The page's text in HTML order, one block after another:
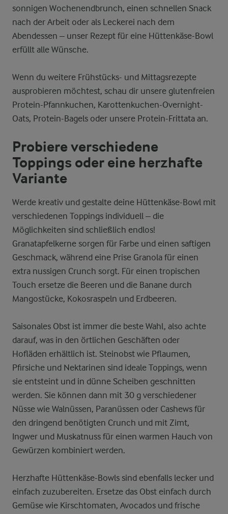
sonnigen Wochenendbrunch, einen schnellen Snack
nach der Arbeit oder als Leckerei nach dem
Abendessen – unser Rezept für eine Hüttenkäse-Bowl
erfüllt alle Wünsche.
Wenn du weitere Frühstücks- und Mittagsrezepte
ausprobieren möchtest, schau dir unsere glutenfreien
Protein-Pfannkuchen, Karottenkuchen-Overnight-
Oats, Protein-Bagels oder unsere Protein-Frittata an.
Probiere verschiedene
Toppings oder eine herzhafte
Variante
Werde kreativ und gestalte deine Hüttenkäse-Bowl mit
verschiedenen Toppings individuell – die
Möglichkeiten sind schließlich endlos!
Granatapfelkerne sorgen für Farbe und einen saftigen
Geschmack, während eine Prise Granola für einen
extra nussigen Crunch sorgt. Für einen tropischen
Touch ersetze die Beeren und die Banane durch
Mangostücke, Kokosraspeln und Erdbeeren.
Saisonales Obst ist immer die beste Wahl, also achte
darauf, was in den örtlichen Geschäften oder
Hofläden erhältlich ist. Steinobst wie Pflaumen,
Pfirsiche und Nektarinen sind ideale Toppings, wenn
sie entsteint und in dünne Scheiben geschnitten
werden. Sie können dann mit 30 g verschiedener
Nüsse wie Walnüssen, Paranüssen oder Cashews für
den dringend benötigten Crunch und mit Zimt,
Ingwer und Muskatnuss für einen warmen Hauch von
Gewürzen kombiniert werden.
Herzhafte Hüttenkäse-Bowls sind ebenfalls lecker und
einfach zuzubereiten. Ersetze das Obst einfach durch
Gemüse wie Kirschtomaten, Avocados und frische